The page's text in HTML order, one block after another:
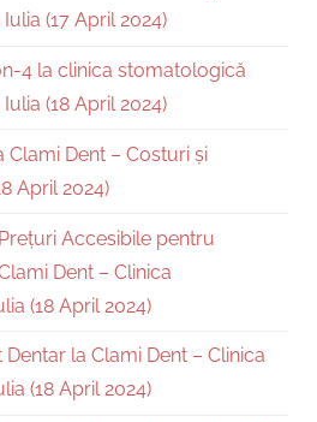
(17 April 2024)
4 la clinica stomatologică
(18 April 2024)
Clami Dent – Costuri și
April 2024)
Accesibile pentru
Dent – Clinica
(18 April 2024)
la Clami Dent – Clinica
(18 April 2024)